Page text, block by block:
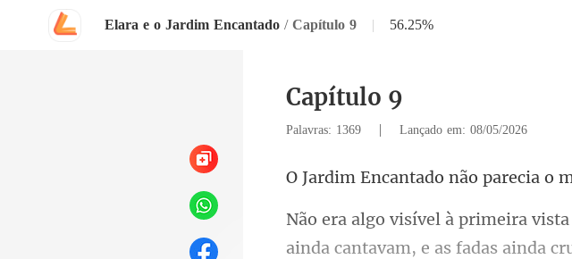
Elara e o Jardim Encantado / Capítulo 9 | 56.25%
Capítulo 9
Palavras: 1369 | Lançado em: 08/05/2026
o não parecia o
ainda cantavam, e as fadas ainda